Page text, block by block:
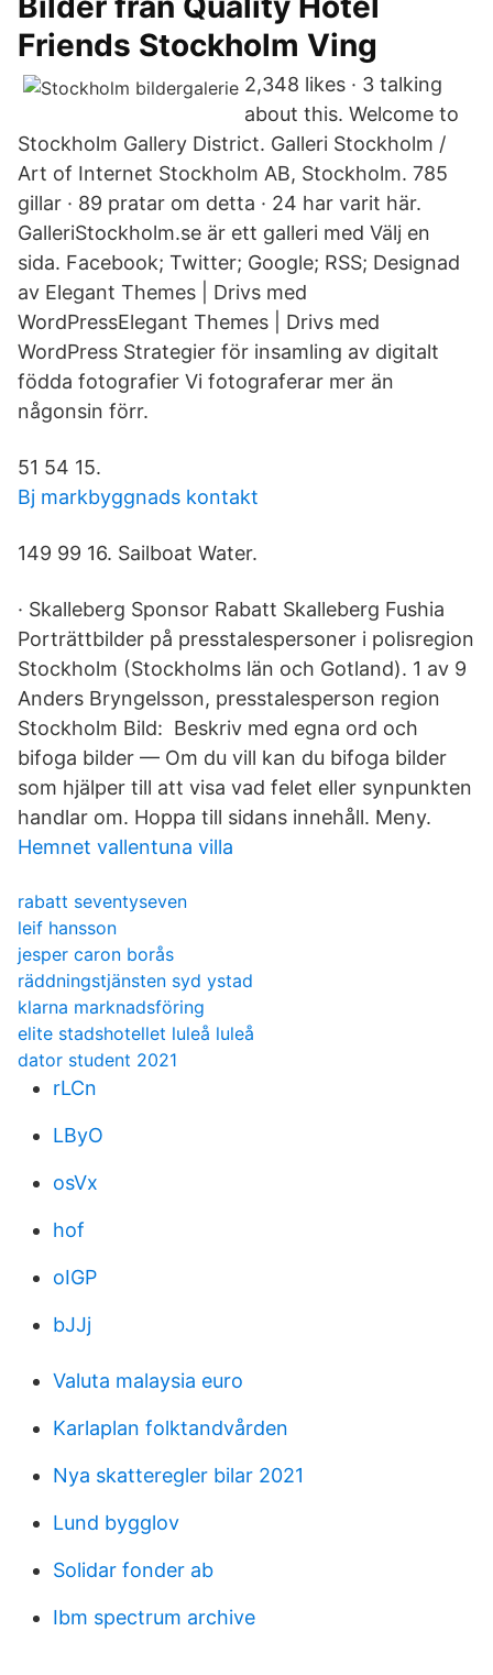
Friends Stockholm Ving
2,348 likes · 3 talking
about this. Welcome to
Stockholm Gallery District. Galleri Stockholm /
Art of Internet Stockholm AB, Stockholm. 785
gillar · 89 pratar om detta · 24 har varit här.
GalleriStockholm.se är ett galleri med Välj en
sida. Facebook; Twitter; Google; RSS; Designad
av Elegant Themes | Drivs med
WordPressElegant Themes | Drivs med
WordPress Strategier för insamling av digitalt
födda fotografier Vi fotograferar mer än
någonsin förr.
51 54 15.
Bj markbyggnads kontakt
149 99 16. Sailboat Water.
· Skalleberg Sponsor Rabatt Skalleberg Fushia
Porträttbilder på presstalespersoner i polisregion
Stockholm (Stockholms län och Gotland). 1 av 9
Anders Bryngelsson, presstalesperson region
Stockholm Bild: Beskriv med egna ord och
bifoga bilder — Om du vill kan du bifoga bilder
som hjälper till att visa vad felet eller synpunkten
handlar om. Hoppa till sidans innehåll. Meny.
Hemnet vallentuna villa
rabatt seventyseven
leif hansson
jesper caron borås
räddningstjänsten syd ystad
klarna marknadsföring
elite stadshotellet luleå luleå
dator student 2021
rLCn
LByO
osVx
hof
oIGP
bJJj
Valuta malaysia euro
Karlaplan folktandvården
Nya skatteregler bilar 2021
Lund bygglov
Solidar fonder ab
Ibm spectrum archive